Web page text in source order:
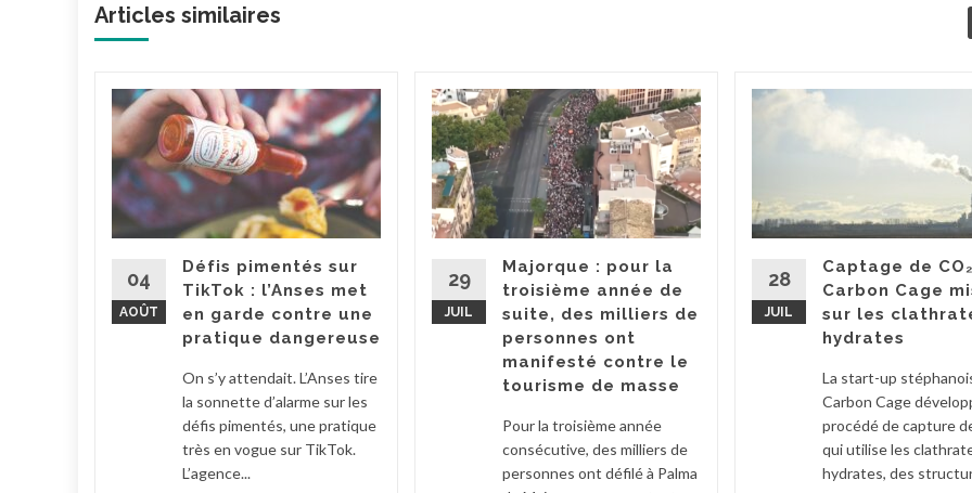
Articles similaires
04
AOÛT
Défis pimentés sur
TikTok : l’Anses met
en garde contre une
pratique dangereuse
On s’y attendait. L’Anses tire
la sonnette d’alarme sur les
défis pimentés, une pratique
très en vogue sur TikTok.
L’agence...
29
JUIL
Majorque : pour la
troisième année de
suite, des milliers de
personnes ont
manifesté contre le
tourisme de masse
Pour la troisième année
consécutive, des milliers de
personnes ont défilé à Palma
28
JUIL
Captage de
Carbon Cage
sur les
hydrates
La start-up
Carbon Cage
procédé de capture
qui utilise les
hydrates, des